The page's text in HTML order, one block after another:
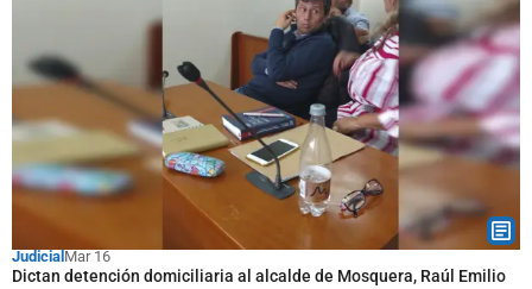
JudicialMar 16
Dictan detención domiciliaria al alcalde de Mosquera, Raúl Emilio